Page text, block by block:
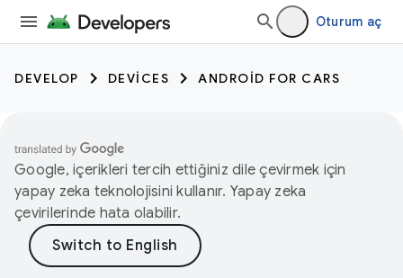
Oturum aç
DEVELOP DEVICES ANDROID FOR CARS
Google, içerikleri tercih ettiğiniz dile çevirmek için
yapay zeka teknolojisini kullanır. Yapay zeka
çevirilerinde hata olabilir.